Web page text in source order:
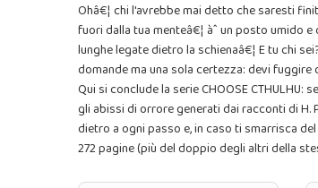
Ohâ€¦ chi l'avrebbe mai detto che saresti
fuori dalla tua menteâ€¦ àˆ un posto umido
lunghe legate dietro la schienaâ€¦ E tu chi
domande ma una sola certezza: devi fuggire
Qui si conclude la serie CHOOSE
gli abissi di orrore generati dai racconti di H.
dietro a ogni passo e, in caso ti smarrisca
272 pagine (più del doppio degli altri della